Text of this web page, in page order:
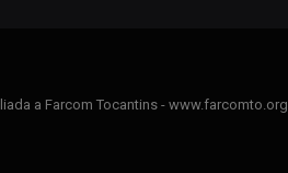
a Farcom Tocantins - www.farcomto.org